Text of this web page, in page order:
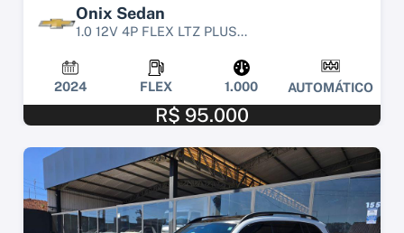
Onix Sedan
1.0 12V 4P FLEX LTZ PLUS...
2024 FLEX 1.000 AUTOMÁTICO
R$ 95.000